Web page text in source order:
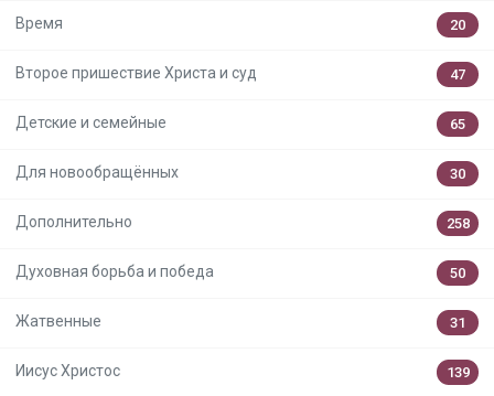
Время 20
Второе пришествие Христа и суд 47
Детские и семейные 65
Для новообращённых 30
Дополнительно 258
Духовная борьба и победа 50
Жатвенные 31
Иисус Христос 139